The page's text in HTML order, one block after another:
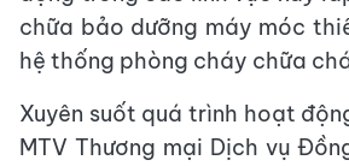
chữa bảo dưỡng máy móc
hệ thống phòng cháy chữa
Xuyên suốt quá trình hoạt
MTV Thương mại Dịch vụ